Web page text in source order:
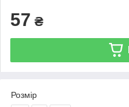
57 ₴
Розмір